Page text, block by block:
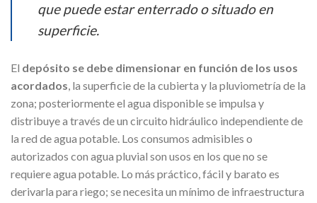
que puede estar enterrado o situado en
superficie.
El depósito se debe dimensionar en función de los usos
acordados, la superficie de la cubierta y la pluviometría de la
zona; posteriormente el agua disponible se impulsa y
distribuye a través de un circuito hidráulico independiente de
la red de agua potable. Los consumos admisibles o
autorizados con agua pluvial son usos en los que no se
requiere agua potable. Lo más práctico, fácil y barato es
derivarla para riego; se necesita un mínimo de infraestructura